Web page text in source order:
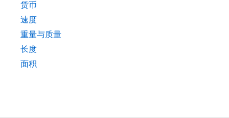
货币
速度
重量与质量
长度
面积